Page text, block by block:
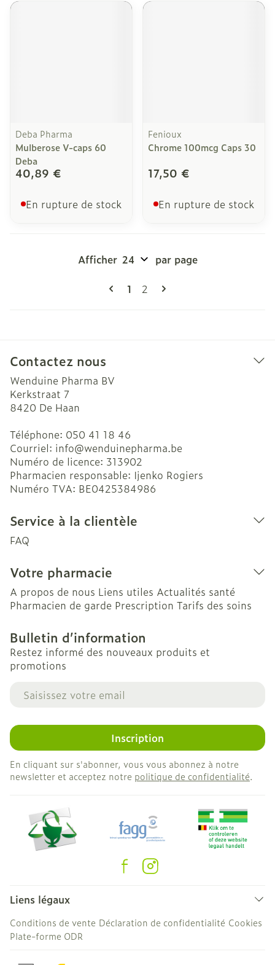
Deba Pharma
Mulberose V-caps 60
Deba
40,89 €
En rupture de stock
Fenioux
Chrome 100mcg Caps 30
17,50 €
En rupture de stock
Pages
Vous lisez actuellement la
1 Page
2
Afficher par page
Contactez nous
Wenduine Pharma BV
Kerkstraat 7
8420 De Haan
Téléphone: 050 41 18 46
Courriel: info@wenduinepharma.be
Numéro de licence: 313902
Pharmacien responsable: Ijenko Rogiers
Numéro TVA: BE0425384986
Service à la clientèle
FAQ
Votre pharmacie
A propos de nous Liens utiles Actualités santé
Pharmacien de garde Prescription Tarifs des soins
Bulletin d’information
Restez informé des nouveaux produits et
promotions
Adresse mail
Inscription
En cliquant sur s'abonner, vous vous abonnez à notre
newsletter et acceptez notre politique de confidentialité.
Liens légaux
Conditions de vente Déclaration de confidentialité Cookies
Plate-forme ODR